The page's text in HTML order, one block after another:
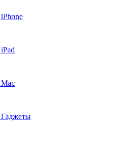
iPhone
iPad
Mac
Гаджеты